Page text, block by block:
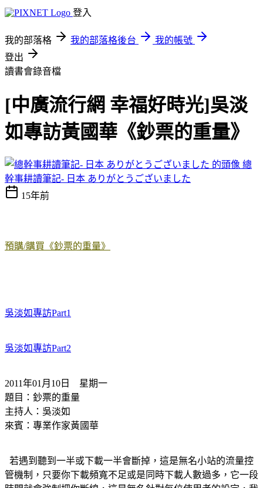
登入
我的部落格 我的部落格後台
我的帳號
登出
讀書會錄音檔
[中廣流行網 幸福好時光]吳淡
如專訪黃國華《鈔票的重量》
總
幹事耕讀筆記- 日本 ありがとうございました
15年前
預購/購買《鈔票的重量》
吳淡如專訪Part1
吳淡如專訪Part2
2011年01月10日 星期一
題目：鈔票的重量
主持人：吳淡如
來賓：專業作家黃國華
若遇到聽到一半或下載一半會斷掉，這是無名小站的流量控
管機制，只要你下載頻寬不足或是同時下載人數過多，它一段